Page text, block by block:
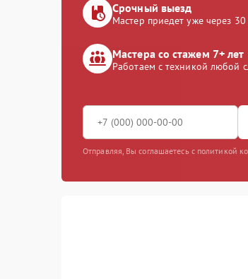
Срочный выезд
Мастер приедет уже через
Мастера со стажем 7+ лет
Работаем с техникой любой
Отправляя, Вы соглашаетесь с политикой